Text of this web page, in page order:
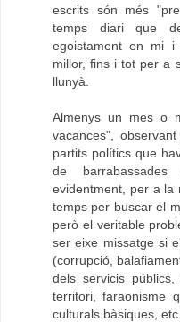
escrits són més
temps diari que
egoistament en mi
millor, fins i tot per a
llunyà.
Almenys un mes o
vacances",
partits polítics que
de
evidentment, per a la
temps per buscar el
però el veritable
ser eixe missatge si
(corrupció,
dels servicis
territori, faraonisme
culturals bàsiques,